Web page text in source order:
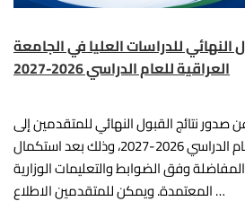
النهائي للدراسات العليا في الجامعة
العراقية للعام الدراسي 2026-2027
صدور نتائج القبول النهائي للمتقدمين إلى
برامج الدراسات العليا للعام الدراسي 2026-2027، وذلك بعد استكمال
وفق الضوابط والتعليمات الوزارية
المعتمدة. ويمكن للمتقدمين الاطلاع …